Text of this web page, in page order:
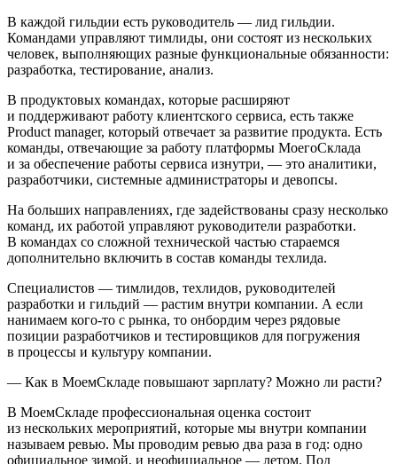
В каждой гильдии есть руководитель — лид гильдии.
Командами управляют тимлиды, они состоят из нескольких
человек, выполняющих разные функциональные обязанности:
разработка, тестирование, анализ.
В продуктовых командах, которые расширяют
и поддерживают работу клиентского сервиса, есть также
Product manager, который отвечает за развитие продукта. Есть
команды, отвечающие за работу платформы МоегоСклада
и за обеспечение работы сервиса изнутри, — это аналитики,
разработчики, системные администраторы и девопсы.
На больших направлениях, где задействованы сразу несколько
команд, их работой управляют руководители разработки.
В командах со сложной технической частью стараемся
дополнительно включить в состав команды техлида.
Специалистов — тимлидов, техлидов, руководителей
разработки и гильдий — растим внутри компании. А если
нанимаем кого-то с рынка, то онбордим через рядовые
позиции разработчиков и тестировщиков для погружения
в процессы и культуру компании.
— Как в МоемСкладе повышают зарплату? Можно ли расти?
В МоемСкладе профессиональная оценка состоит
из нескольких мероприятий, которые мы внутри компании
называем ревью. Мы проводим ревью два раза в год: одно
официальное зимой, и неофициальное — летом. Под